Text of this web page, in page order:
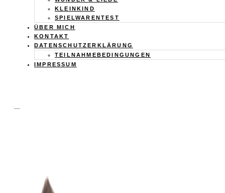
KLEINKIND
SPIELWARENTEST
ÜBER MICH
KONTAKT
DATENSCHUTZERKLÄRUNG
TEILNAHMEBEDINGUNGEN
IMPRESSUM